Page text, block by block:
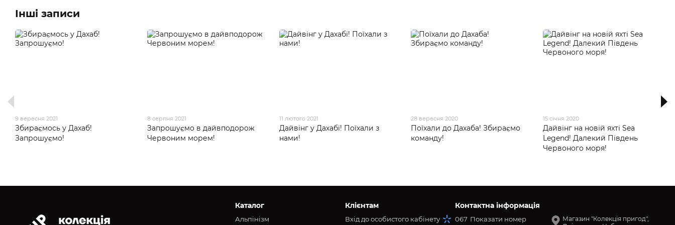
Інші записи
9 вересня 2021
Збираємось у Дахаб!
Запрошуємо!
8 серпня 2021
Запрошуємо в дайвподорож
Червоним морем!
11 лютого 2021
Дайвінг у Дахабі! Поїхали з
нами!
28 вересня 2020
Поїхали до Дахаба! Збираємо
команду!
15 січня 2020
Дайвінг на новій яхті Sea
Legend! Далекий Південь
Червоного моря!
Каталог
Альпінізм
Клієнтам
Вхід до особистого кабінету
Контактна інформація
067 Показати номер
Магазин "Колекція пригод",